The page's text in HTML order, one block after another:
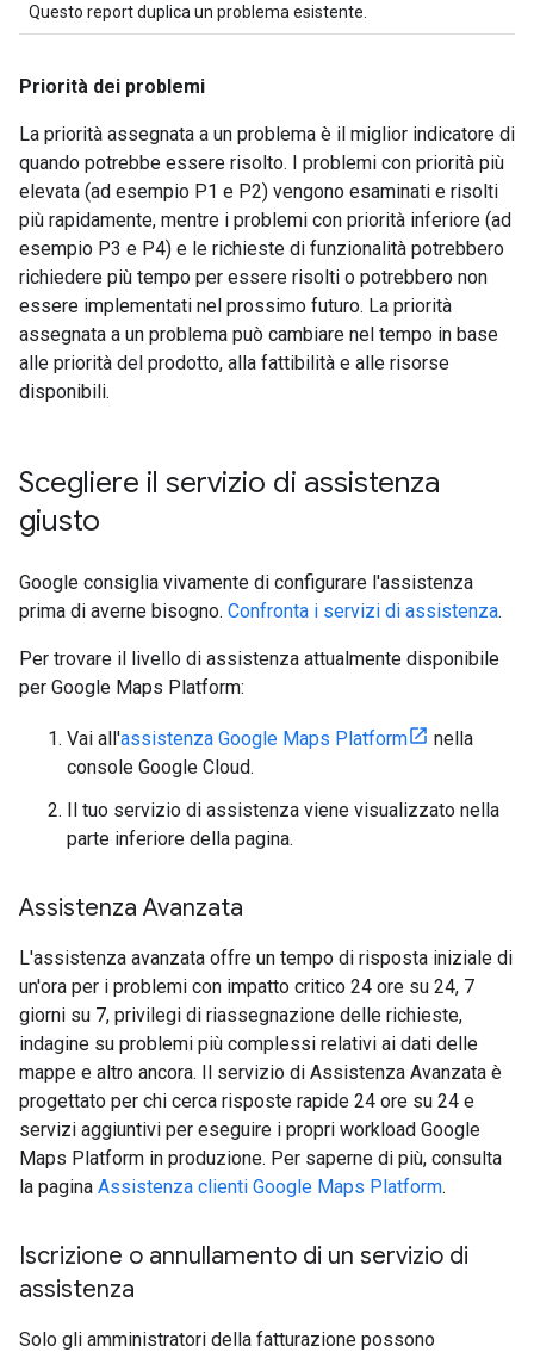
Questo report duplica un problema esistente.
Priorità dei problemi
La priorità assegnata a un problema è il miglior indicatore di
quando potrebbe essere risolto. I problemi con priorità più
elevata (ad esempio P1 e P2) vengono esaminati e risolti
più rapidamente, mentre i problemi con priorità inferiore (ad
esempio P3 e P4) e le richieste di funzionalità potrebbero
richiedere più tempo per essere risolti o potrebbero non
essere implementati nel prossimo futuro. La priorità
assegnata a un problema può cambiare nel tempo in base
alle priorità del prodotto, alla fattibilità e alle risorse
disponibili.
Scegliere il servizio di assistenza
giusto
Google consiglia vivamente di configurare l'assistenza
prima di averne bisogno. Confronta i servizi di assistenza.
Per trovare il livello di assistenza attualmente disponibile
per Google Maps Platform:
Vai all'assistenza Google Maps Platform
nella
console Google Cloud.
Il tuo servizio di assistenza viene visualizzato nella
parte inferiore della pagina.
Assistenza Avanzata
L'assistenza avanzata offre un tempo di risposta iniziale di
un'ora per i problemi con impatto critico 24 ore su 24, 7
giorni su 7, privilegi di riassegnazione delle richieste,
indagine su problemi più complessi relativi ai dati delle
mappe e altro ancora. Il servizio di Assistenza Avanzata è
progettato per chi cerca risposte rapide 24 ore su 24 e
servizi aggiuntivi per eseguire i propri workload Google
Maps Platform in produzione. Per saperne di più, consulta
la pagina Assistenza clienti Google Maps Platform.
Iscrizione o annullamento di un servizio di
assistenza
Solo gli amministratori della fatturazione possono